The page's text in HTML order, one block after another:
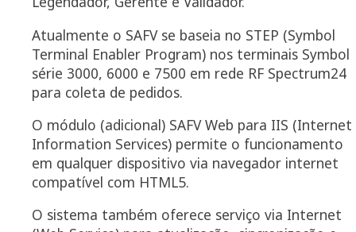
Atualmente o SAFV se baseia no STEP (Symbol
Terminal Enabler Program) nos terminais Symbol
série 3000, 6000 e 7500 em rede RF Spectrum24
para coleta de pedidos.
O módulo (adicional) SAFV Web para IIS (Internet
Information Services) permite o funcionamento
em qualquer dispositivo via navegador internet
compatível com HTML5.
O sistema também oferece serviço via Internet